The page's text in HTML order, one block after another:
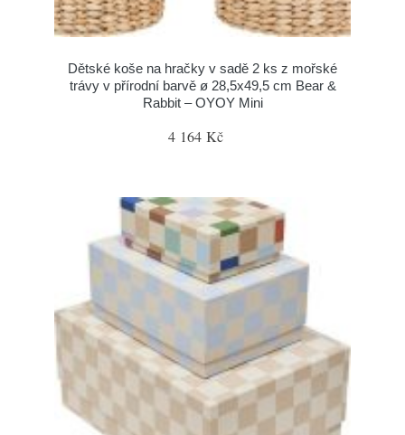
Dětské koše na hračky v sadě 2 ks z mořské
trávy v přírodní barvě ø 28,5x49,5 cm Bear &
Rabbit – OYOY Mini
4 164 Kč